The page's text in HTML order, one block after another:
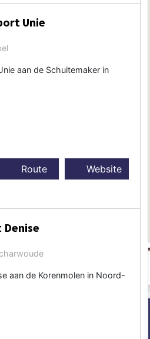
Unie
aan de Schuitemaker in
Route Website
aan de Korenmolen in Noord-